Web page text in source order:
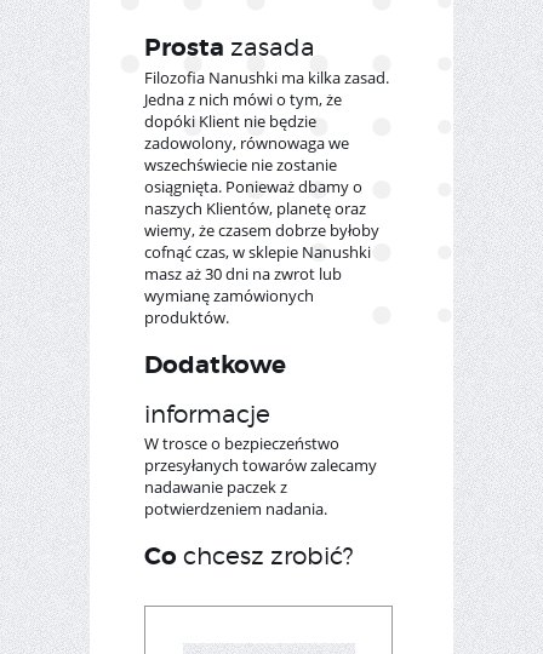
Prosta zasada
Filozofia Nanushki ma kilka zasad.
Jedna z nich mówi o tym, że
dopóki Klient nie będzie
zadowolony, równowaga we
wszechświecie nie zostanie
osiągnięta. Ponieważ dbamy o
naszych Klientów, planetę oraz
wiemy, że czasem dobrze byłoby
cofnąć czas, w sklepie Nanushki
masz aż 30 dni na zwrot lub
wymianę zamówionych
produktów.
Dodatkowe
informacje
W trosce o bezpieczeństwo
przesyłanych towarów zalecamy
nadawanie paczek z
potwierdzeniem nadania.
Co chcesz zrobić?